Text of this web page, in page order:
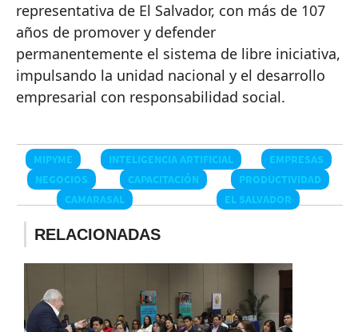
representativa de El Salvador, con más de 107
años de promover y defender
permanentemente el sistema de libre iniciativa,
impulsando la unidad nacional y el desarrollo
empresarial con responsabilidad social.
MIPYME INTELIGENCIA ARTIFICIAL
EMPRESAS
NEGOCIOS
CAPACITACIÓN
PRODUCTIVIDAD
CAMARASAL
EL SALVADOR
RELACIONADAS